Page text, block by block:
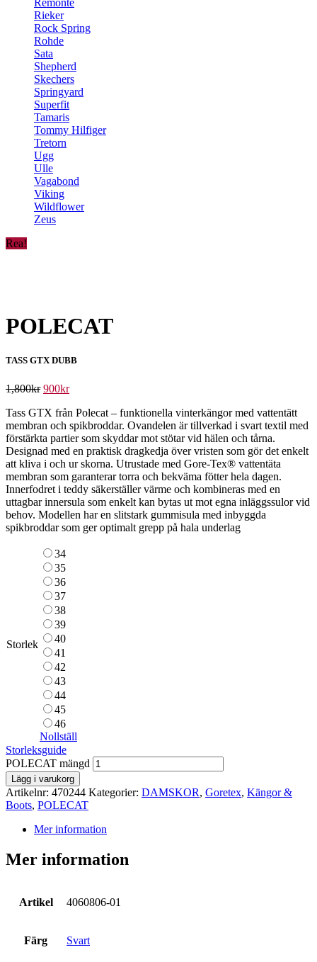
Rieker
Rock Spring
Rohde
Sata
Shepherd
Skechers
Springyard
Superfit
Tamaris
Tommy Hilfiger
Tretorn
Ugg
Ulle
Vagabond
Viking
Wildflower
Zeus
Rea!
POLECAT
TASS GTX DUBB
1,800kr 900kr
Tass GTX från Polecat – funktionella vinterkängor med vattentätt
membran och spikbroddar. Ovandelen är tillverkad i svart textil med
förstärkta partier som skyddar mot stötar vid hälen och tårna.
Designad med en praktisk dragkedja över vristen som gör det enkelt
att kliva i och ur skorna. Utrustade med Gore-Tex® vattentäta
membran som garanterar torra och bekväma fötter hela dagen.
Innerfodret i teddy säkerställer värme och kombineras med en
uttagbar innersula som enkelt kan bytas ut mot egna inläggssulor vid
behov. Modellen har en slitstark gummisula med inbyggda
spikbroddar som ger optimalt grepp på hala underlag
Storlek
34
35
36
37
38
39
40
41
42
43
44
45
46
Nollställ
Storleksguide
POLECAT mängd
Lägg i varukorg
Artikelnr: 470244 Kategorier: DAMSKOR, Goretex, Kängor &
Boots, POLECAT
Mer information
Mer information
Artikel 4060806-01
Färg Svart